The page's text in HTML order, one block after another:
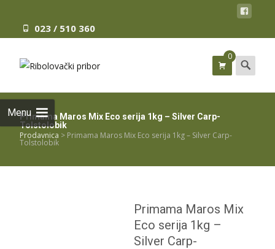
023 / 510 360
Menu
0 Search
for:
Primama Maros Mix Eco serija 1kg – Silver Carp-
Tolstolobik
Prodavnica > Primama Maros Mix Eco serija 1kg – Silver Carp-
Tolstolobik
Primama Maros Mix
Eco serija 1kg –
Silver Carp-